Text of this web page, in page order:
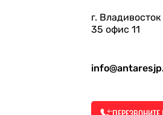
г.
35 офис 11